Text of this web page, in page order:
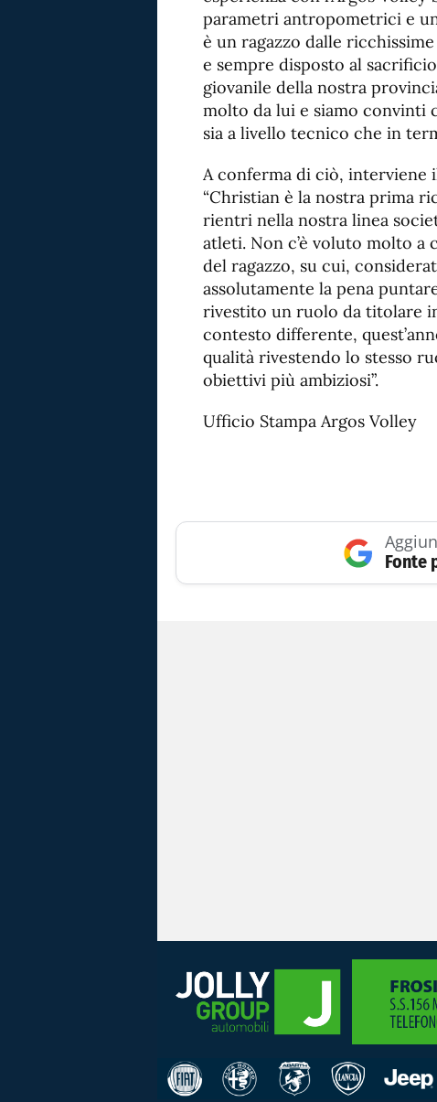
parametri antropometrici e
è un ragazzo dalle
e sempre disposto al
giovanile della nostra
molto da lui e siamo convinti
sia a livello tecnico che in
A conferma di ciò, interviene
“Christian è la nostra prima
rientri nella nostra linea
atleti. Non c’è voluto molto
del ragazzo, su cui,
assolutamente la pena
rivestito un ruolo da titolare
contesto differente,
qualità rivestendo lo stesso
obiettivi più ambiziosi”.
Ufficio Stampa Argos Volley
Fonte